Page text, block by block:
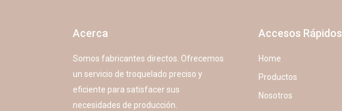
Acerca
Somos fabricantes directos. Ofrecemos
un servicio de troquelado preciso y
eficiente para satisfacer sus
necesidades de producción.
Accesos Rápidos
Home
Productos
Nosotros